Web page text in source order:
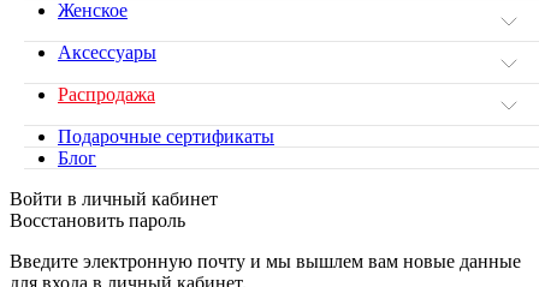
Женское
Аксессуары
Распродажа
Подарочные сертификаты
Блог
Войти в личный кабинет
Восстановить пароль
Введите электронную почту и мы вышлем вам новые данные
для входа в личный кабинет.